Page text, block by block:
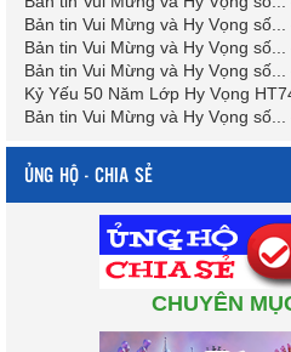
Bản tin Vui Mừng và Hy Vọng số...
Bản tin Vui Mừng và Hy Vọng số...
Bản tin Vui Mừng và Hy Vọng số...
Kỷ Yếu 50 Năm Lớp Hy Vọng
Bản tin Vui Mừng và Hy Vọng số...
ỦNG HỘ - CHIA SẺ
CHUYÊN